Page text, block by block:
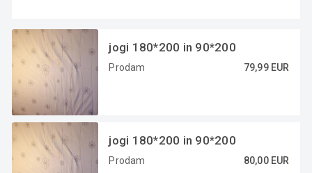
jogi 180*200 in 90*200
Prodam 79,99 EUR
jogi 180*200 in 90*200
Prodam 80,00 EUR